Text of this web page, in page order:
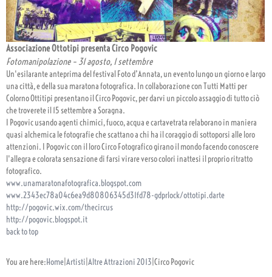
Associazione Ottotipi presenta Circo Pogovic
Fotomanipolazione – 31 agosto, 1 settembre
Un'esilarante anteprima del festival Foto d’Annata, un evento lungo un giorno e largo
una città, e della sua maratona fotografica. In collaborazione con Tutti Matti per
Colorno Ottitipi presentano il Circo Pogovic, per darvi un piccolo assaggio di tutto ciò
che troverete il 15 settembre a Soragna.
I Pogovic usando agenti chimici, fuoco, acqua e cartavetrata relaborano in maniera
quasi alchemica le fotografie che scattano a chi ha il coraggio di sottoporsi alle loro
attenzioni. I Pogovic con il loro Circo Fotografico girano il mondo facendo conoscere
l'allegra e colorata sensazione di farsi virare verso colori inattesi il proprio ritratto
fotografico.
www.unamaratonafotografica.blogspot.com
www.2343ec78a04c6ea9d80806345d31fd78-gdprlock/ottotipi.darte
http://pogovic.wix.com/thecircus
http://pogovic.blogspot.it
back to top
You are here:Home Artisti Altre Attrazioni 2013 Circo Pogovic